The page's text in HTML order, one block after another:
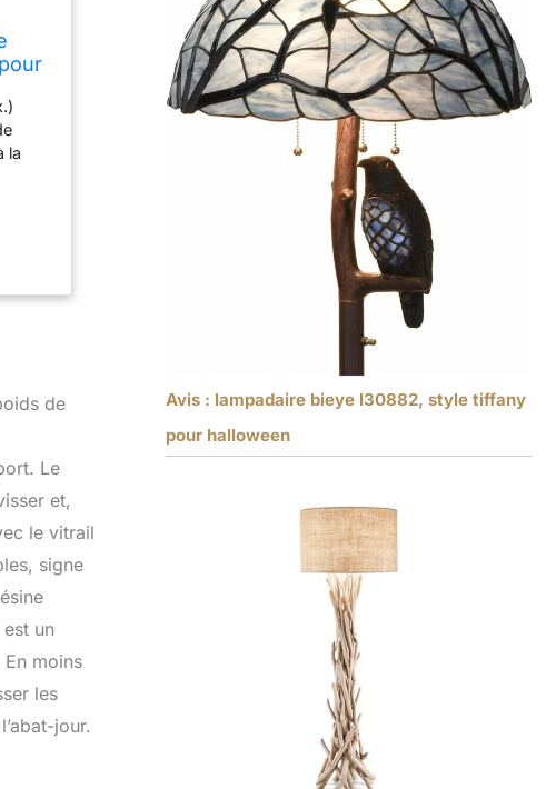
la
de
de
Le
et,
le vitrail
signe
un
En moins
les
jour.
Avis : lampadaire bieye l30882, style tiffany
pour halloween